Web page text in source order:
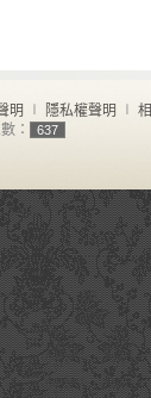
明 ∣ 隱私權聲明 ∣
：
637